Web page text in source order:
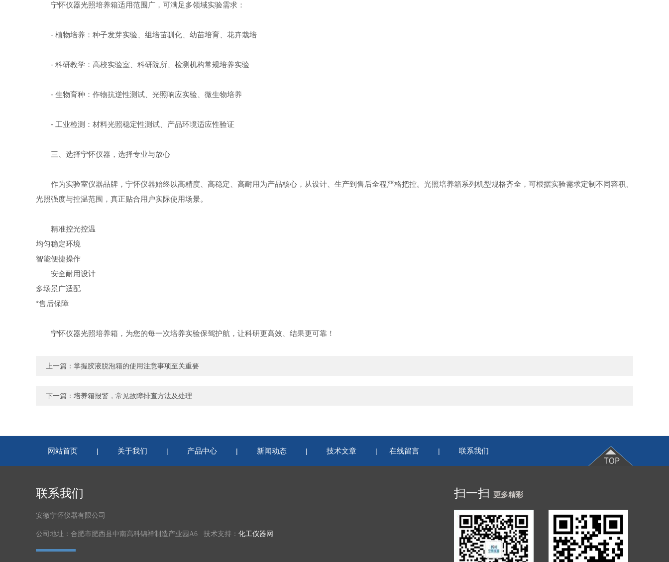
宁怀仪器光照培养箱适用范围广，可满足多领域实验需求：
- 植物培养：种子发芽实验、组培苗驯化、幼苗培育、花卉栽培
- 科研教学：高校实验室、科研院所、检测机构常规培养实验
- 生物育种：作物抗逆性测试、光照响应实验、微生物培养
- 工业检测：材料光照稳定性测试、产品环境适应性验证
三、选择宁怀仪器，选择专业与放心
作为实验室仪器品牌，宁怀仪器始终以高精度、高稳定、高耐用为产品核心，从设计、生产到售后全程严格把控。光照培养箱系列机型规格齐全，可根据实验需求定制不同容积、
光照强度与控温范围，真正贴合用户实际使用场景。
精准控光控温
均匀稳定环境
智能便捷操作
安全耐用设计
多场景广适配
*售后保障
宁怀仪器光照培养箱，为您的每一次培养实验保驾护航，让科研更高效、结果更可靠！
上一篇： 掌握胶液脱泡箱的使用注意事项至关重要
下一篇： 培养箱报警，常见故障排查方法及处理
网站首页 | 关于我们 | 产品中心 | 新闻动态 | 技术文章 | 在线留言 | 联系我们
联系我们
安徽宁怀仪器有限公司
公司地址：合肥市肥西县中南高科锦祥制造产业园A6 技术支持： 化工仪器网
扫一扫 更多精彩